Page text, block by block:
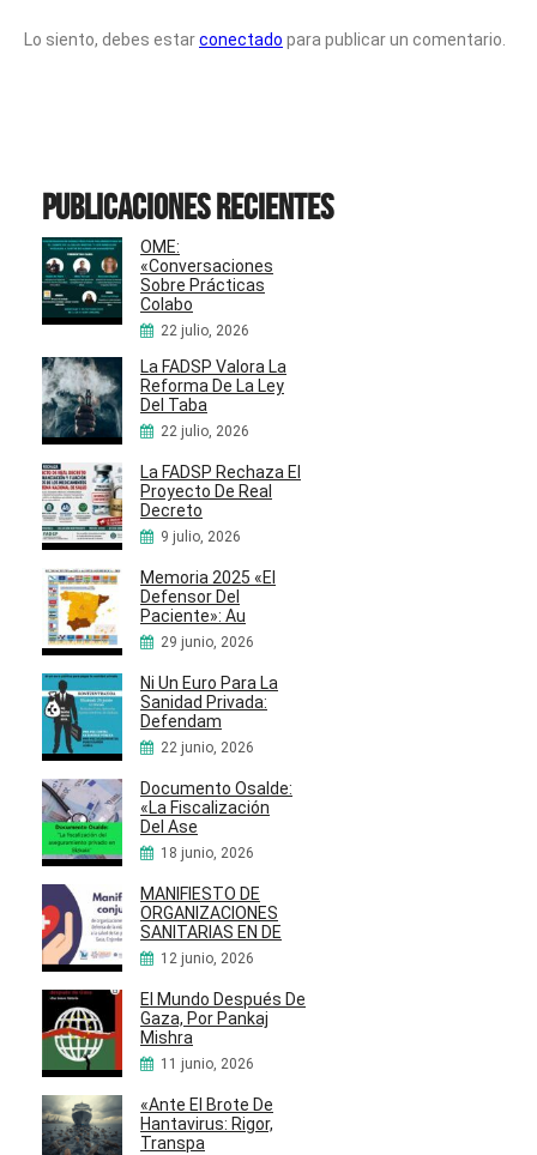
Lo siento, debes estarconectado para publicar un comentario.
Publicaciones recientes
OME:
«Conversaciones
Sobre Prácticas
Colabo
22 julio, 2026
La FADSP Valora La
Reforma De La Ley
Del Taba
22 julio, 2026
La FADSP Rechaza El
Proyecto De Real
Decreto
9 julio, 2026
Memoria 2025 «El
Defensor Del
Paciente»: Au
29 junio, 2026
Ni Un Euro Para La
Sanidad Privada:
Defendam
22 junio, 2026
Documento Osalde:
«La Fiscalización
Del Ase
18 junio, 2026
MANIFIESTO DE
ORGANIZACIONES
SANITARIAS EN DE
12 junio, 2026
El Mundo Después De
Gaza, Por Pankaj
Mishra
11 junio, 2026
«Ante El Brote De
Hantavirus: Rigor,
Transpa